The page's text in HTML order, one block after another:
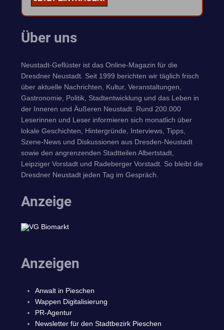
Über uns
Neustadt-Geflüster ist das Online-Magazin für die
Dresdner Neustadt. Seit 1999 berichten wir täglich frisch
über aktuelle Nachrichten, Kultur, Veranstaltungen,
Gastronomie, Politik, Stadtentwicklung und das Leben in
der Inneren und Äußeren Neustadt. Rund 200.000
Leserinnen und Leser informieren sich monatlich über
lokale Geschichten, Hintergründe, Interviews, Tipps,
Szene-News und Diskussionen aus Dresden-Neustadt
sowie den angrenzenden Stadtteilen Albertstadt,
Leipziger Vorstadt und Radeberger Vorstadt. So bleibt die
Dresdner Neustadt jeden Tag im Gespräch.
Anzeige
Anzeigen
Anwalt in Pieschen
Wappen Digitalisierung
PR-Agentur
Newsletter für den Stadtbezirk Pieschen